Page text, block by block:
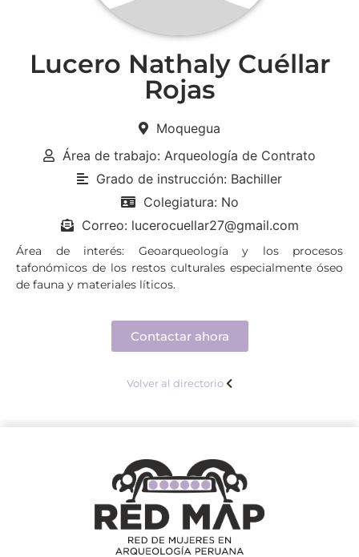
Lucero Nathaly Cuéllar
Rojas
Moquegua
Área de trabajo: Arqueología de Contrato
Grado de instrucción: Bachiller
Colegiatura: No
Correo: lucerocuellar27@gmail.com
Área de interés: Geoarqueología y los procesos
tafonómicos de los restos culturales especialmente óseo
de fauna y materiales líticos.
Contactar ahora
Volver al directorio